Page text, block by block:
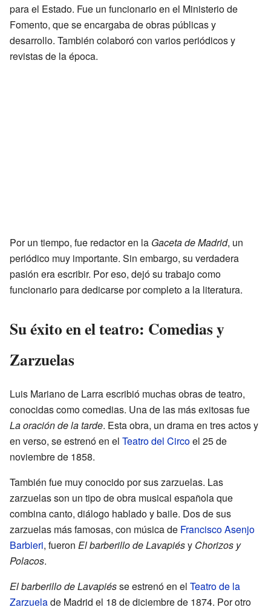
para el Estado. Fue un funcionario en el Ministerio de
Fomento, que se encargaba de obras públicas y
desarrollo. También colaboró con varios periódicos y
revistas de la época.
Por un tiempo, fue redactor en la Gaceta de Madrid, un
periódico muy importante. Sin embargo, su verdadera
pasión era escribir. Por eso, dejó su trabajo como
funcionario para dedicarse por completo a la literatura.
Su éxito en el teatro: Comedias y
Zarzuelas
Luis Mariano de Larra escribió muchas obras de teatro,
conocidas como comedias. Una de las más exitosas fue
La oración de la tarde. Esta obra, un drama en tres actos y
en verso, se estrenó en el Teatro del Circoel 25 de
noviembre de 1858.
También fue muy conocido por sus zarzuelas. Las
zarzuelas son un tipo de obra musical española que
combina canto, diálogo hablado y baile. Dos de sus
zarzuelas más famosas, con música de Francisco Asenjo
Barbieri, fueron El barberillo de Lavapiésy Chorizos y
Polacos.
El barberillo de Lavapiésse estrenó en el Teatro de la
Zarzuelade Madrid el 18 de diciembre de 1874. Por otro